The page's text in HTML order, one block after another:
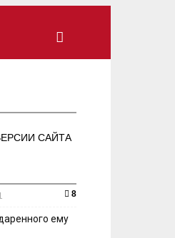
САЙТА
8
ему